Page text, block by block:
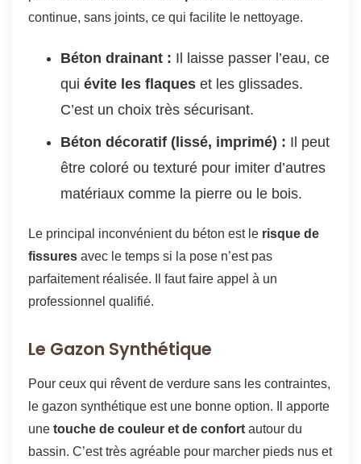
continue, sans joints, ce qui facilite le nettoyage.
Béton drainant : Il laisse passer l’eau, ce
qui évite les flaques et les glissades.
C’est un choix très sécurisant.
Béton décoratif (lissé, imprimé) : Il peut
être coloré ou texturé pour imiter d’autres
matériaux comme la pierre ou le bois.
Le principal inconvénient du béton est le risque de
fissures avec le temps si la pose n’est pas
parfaitement réalisée. Il faut faire appel à un
professionnel qualifié.
Le Gazon Synthétique
Pour ceux qui rêvent de verdure sans les contraintes,
le gazon synthétique est une bonne option. Il apporte
une touche de couleur et de confort autour du
bassin. C’est très agréable pour marcher pieds nus et